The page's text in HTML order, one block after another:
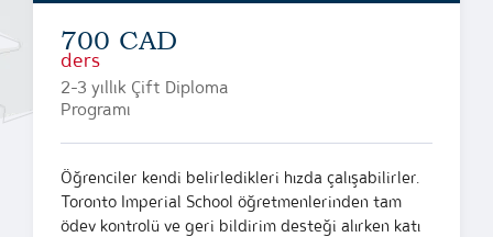
700 CAD
ders
2-3 yıllık Çift Diploma
Programı
Öğrenciler kendi belirledikleri hızda çalışabilirler.
Toronto Imperial School öğretmenlerinden tam
ödev kontrolü ve geri bildirim desteği alırken katı